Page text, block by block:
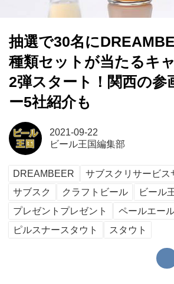
抽選で30名に
種類セットが当たるキ
2弾スタート！関西の参
ー5社紹介も
2021-09-22
ビール王国編集部
DREAMBEER
サブスクリサービス
サブスク
クラフトビール
ビール
プレゼントプレゼント
ペールエー
ピルスナースタウト
スタウト